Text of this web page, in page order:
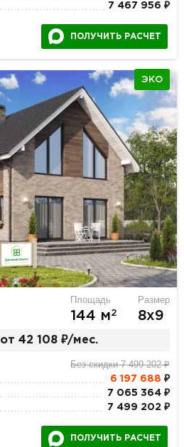
7 467 956 ₽
ПОЛУЧИТЬ РАСЧЕТ
ЭКО
Площадь
144 м2
Размер
8х9
от 42 108 ₽/мес.
Без скидки 7 499 202 ₽
6 197 688 ₽
7 065 364 ₽
7 499 202 ₽
ПОЛУЧИТЬ РАСЧЕТ